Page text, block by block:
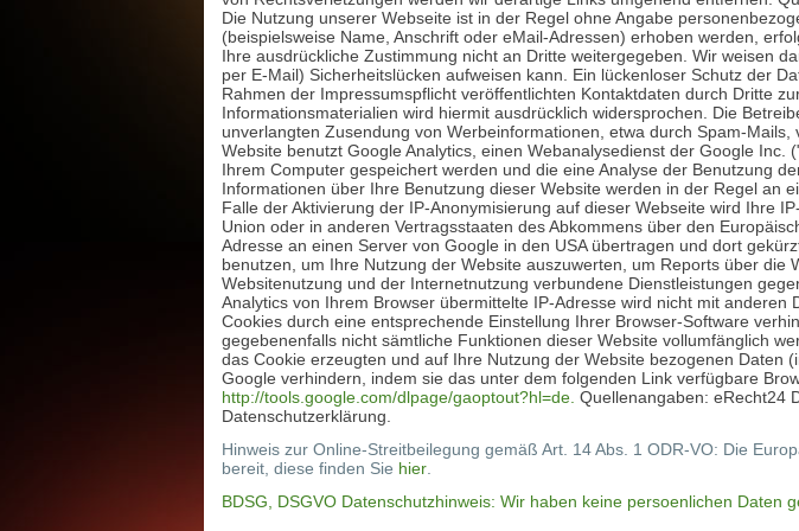
Die Nutzung unserer Webseite ist in der Regel ohne Angabe
(beispielsweise Name, Anschrift oder eMail-Adressen) erhoben werden,
Ihre ausdrückliche Zustimmung nicht an Dritte weitergegeben. Wir weisen
per E-Mail) Sicherheitslücken aufweisen kann. Ein lückenloser Schutz der
Rahmen der Impressumspflicht veröffentlichten Kontaktdaten durch Dritte
Informationsmaterialien wird hiermit ausdrücklich widersprochen. Die
unverlangten Zusendung von Werbeinformationen, etwa durch Spam-
Website benutzt Google Analytics, einen Webanalysedienst der Google
Ihrem Computer gespeichert werden und die eine Analyse der Benutzung
Informationen über Ihre Benutzung dieser Website werden in der Regel an
Falle der Aktivierung der IP-Anonymisierung auf dieser Webseite wird Ihre
Union oder in anderen Vertragsstaaten des Abkommens über den
Adresse an einen Server von Google in den USA übertragen und dort
benutzen, um Ihre Nutzung der Website auszuwerten, um Reports über
Websitenutzung und der Internetnutzung verbundene Dienstleistungen
Analytics von Ihrem Browser übermittelte IP-Adresse wird nicht mit
Cookies durch eine entsprechende Einstellung Ihrer Browser-Software
gegebenenfalls nicht sämtliche Funktionen dieser Website vollumfänglich
das Cookie erzeugten und auf Ihre Nutzung der Website bezogenen Daten
Google verhindern, indem sie das unter dem folgenden Link verfügbare
http://tools.google.com/dlpage/gaoptout?hl=de. Quellenangaben: eRecht24
Datenschutzerklärung.
Hinweis zur Online-Streitbeilegung gemäß Art. 14 Abs. 1 ODR-VO: Die
bereit, diese finden Sie hier
BDSG, DSGVO Datenschutzhinweis: Wir haben keine persoenlichen Daten